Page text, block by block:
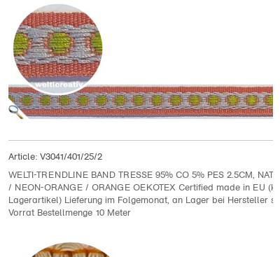
Article: V3041/401/25/2
WELTI-TRENDLINE BAND TRESSE 95% CO 5% PES 2.5CM,
/ NEON-ORANGE / ORANGE OEKOTEX Certified made in EU
Lagerartikel) Lieferung im Folgemonat, an Lager bei Hersteller
Vorrat Bestellmenge 10 Meter